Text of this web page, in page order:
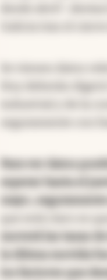
Hoy deberán
seguramente con
Para ver datos
esperar hasta el
mayo,
moverá las tasas
la última movida
los factores que